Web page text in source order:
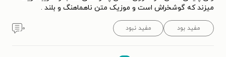
میزند که گوشخراش است و موزیک متن ناهماهنگ و بلند .
مفید بود مفید نبود ۰